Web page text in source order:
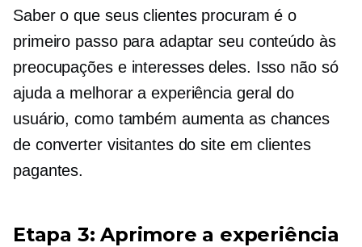
Saber o que seus clientes procuram é o
primeiro passo para adaptar seu conteúdo às
preocupações e interesses deles. Isso não só
ajuda a melhorar a experiência geral do
usuário, como também aumenta as chances
de converter visitantes do site em clientes
pagantes.
Etapa 3: Aprimore a experiência